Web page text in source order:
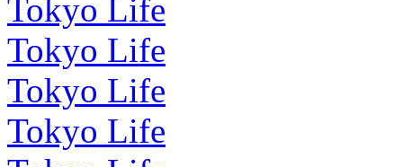
Tokyo Life
Tokyo Life
Tokyo Life
Tokyo Life